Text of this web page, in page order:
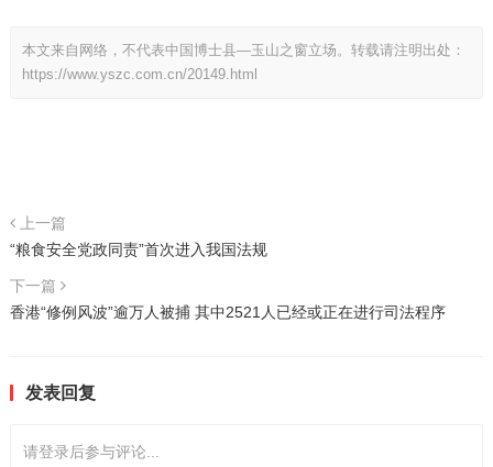
本文来自网络，不代表中国博士县—玉山之窗立场。转载请注明出处：
https://www.yszc.com.cn/20149.html
上一篇
“粮食安全党政同责”首次进入我国法规
下一篇
香港“修例风波”逾万人被捕 其中2521人已经或正在进行司法程序
发表回复
请登录后参与评论...